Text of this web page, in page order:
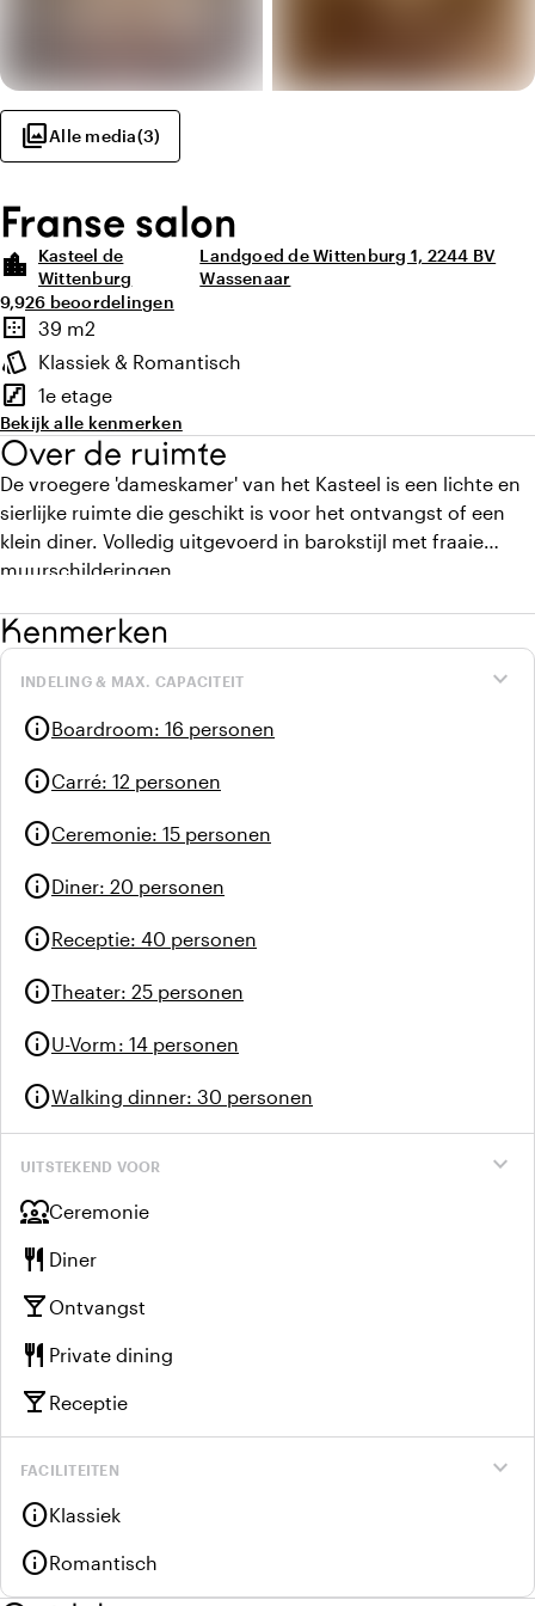
photo_libraryAlle media(3)
Franse salon
location_city
Kasteel de
Wittenburg
Landgoed de Wittenburg 1, 2244 BV
Wassenaar
Gemiddelde beoordeling van 9,9 uit 10
9,9Aantal beoordelingen: 26
26 beoordelingen
Highlights
border_outer
Oppervlakte
39 m2
style
Sfeer en uitstraling
Klassiek & Romantisch
stairs
Verdieping
1e etage
Bekijk alle kenmerken
Over de ruimte
De vroegere 'dameskamer' van het Kasteel is een lichte en
sierlijke ruimte die geschikt is voor het ontvangst of een
klein diner. Volledig uitgevoerd in barokstijl met fraaie
muurschilderingen.
Kenmerken
expand_more
INDELING & MAX. CAPACITEIT
infoBoardroom: 16 personen
infoCarré: 12 personen
infoCeremonie: 15 personen
infoDiner: 20 personen
infoReceptie: 40 personen
infoTheater: 25 personen
infoU-Vorm: 14 personen
infoWalking dinner: 30 personen
expand_more
UITSTEKEND VOOR
diversity_1Ceremonie
restaurant Diner
local_bar Ontvangst
restaurant Private dining
local_bar Receptie
expand_more
FACILITEITEN
infoKlassiek
infoRomantisch